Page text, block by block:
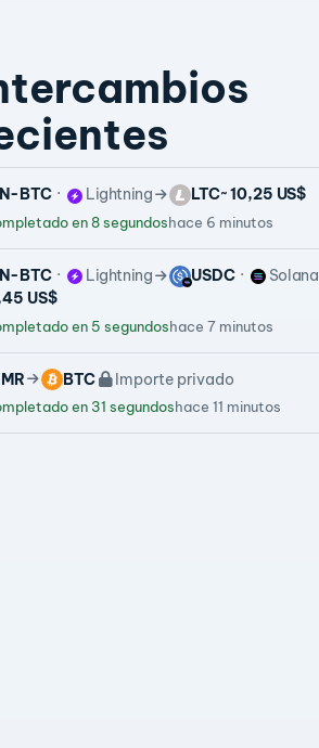
BTC Lightning LTC~ 10,25 US$
en 8 segundoshace 6 minutos
BTC Lightning USDC
Solana
US$
en 5 segundoshace 7 minutos
BTC Importe privado
en 31 segundoshace 11 minutos